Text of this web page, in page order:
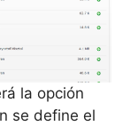
la opción
se define el